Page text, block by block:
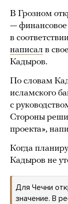
В Грозном
—
в
написал в
Кадыров.
По словам
исламского
с
Стороны
проекта»,
Когда
Кадыров не
Для Чечни
значение. В